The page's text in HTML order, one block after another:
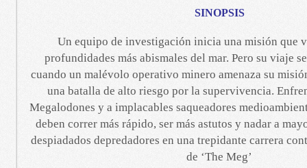
SINOPSIS
Un equipo de investigación inicia una misión que
profundidades más abismales del mar. Pero su viaje
cuando un malévolo operativo minero amenaza su
una batalla de alto riesgo por la supervivencia.
Megalodones y a implacables saqueadores
deben correr más rápido, ser más astutos y nadar a
despiadados depredadores en una trepidante carrera
de ‘The Meg’